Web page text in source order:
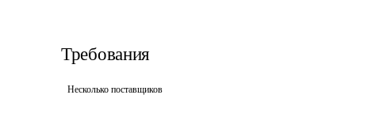
Требования
Несколько поставщиков